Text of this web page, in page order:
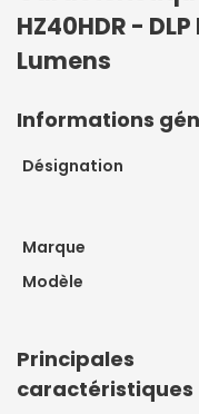
HZ40HDR -
Lumens
Informations
Désignation
Marque
Modèle
Principales
caractéristiques